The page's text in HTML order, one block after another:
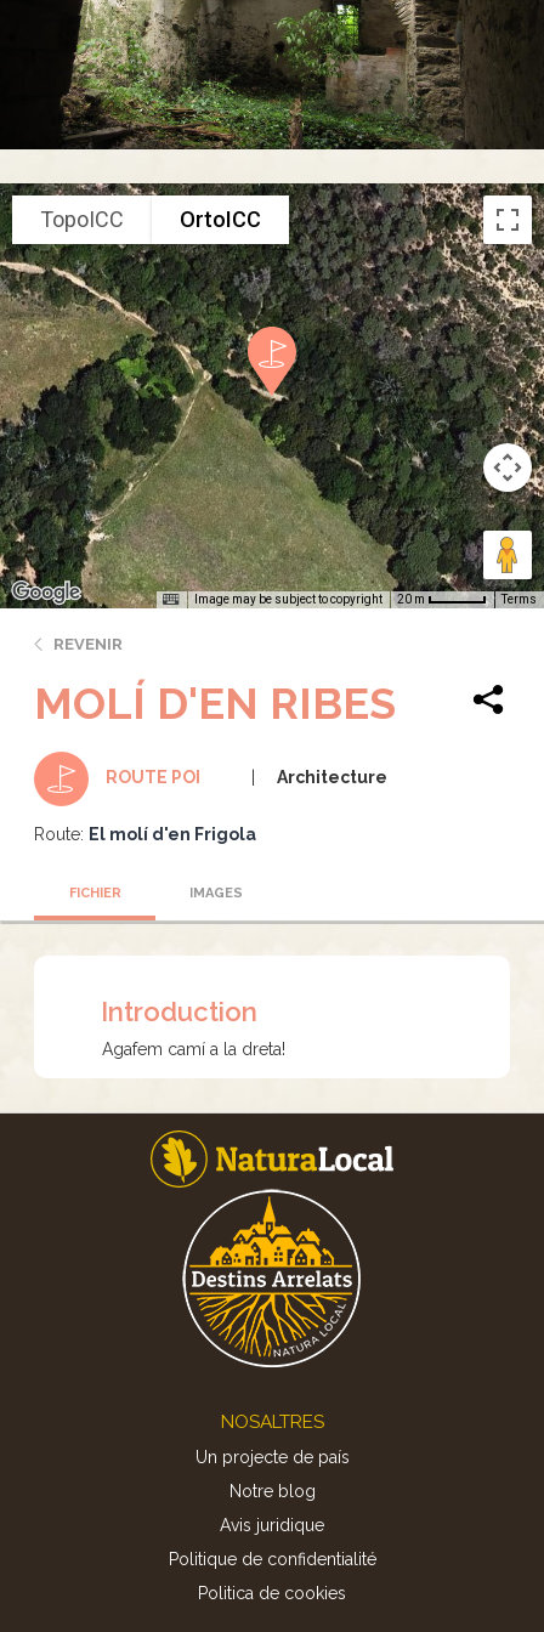
TopoICC OrtoICC
Image may be subject to copyright 20 m Terms
REVENIR
MOLÍ D'EN RIBES
ROUTE POI Architecture
Route: El molí d'en Frigola
FICHIER IMAGES
Introduction
Agafem camí a la dreta!
NOSALTRES
Un projecte de país
Notre blog
Avis juridique
Politique de confidentialité
Politica de cookies